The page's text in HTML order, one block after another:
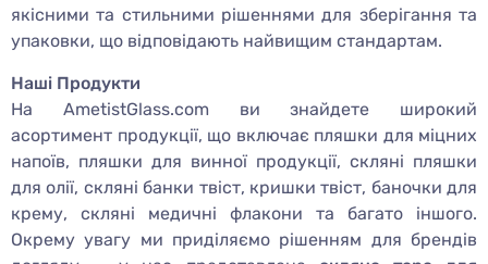
якісними та стильними рішеннями для зберігання та
упаковки, що відповідають найвищим стандартам.
Наші Продукти
На AmetistGlass.com ви знайдете широкий
асортимент продукції, що включає пляшки для міцних
напоїв, пляшки для винної продукції, скляні пляшки
для олії, скляні банки твіст, кришки твіст, баночки для
крему, скляні медичні флакони та багато іншого.
Окрему увагу ми приділяємо рішенням для брендів